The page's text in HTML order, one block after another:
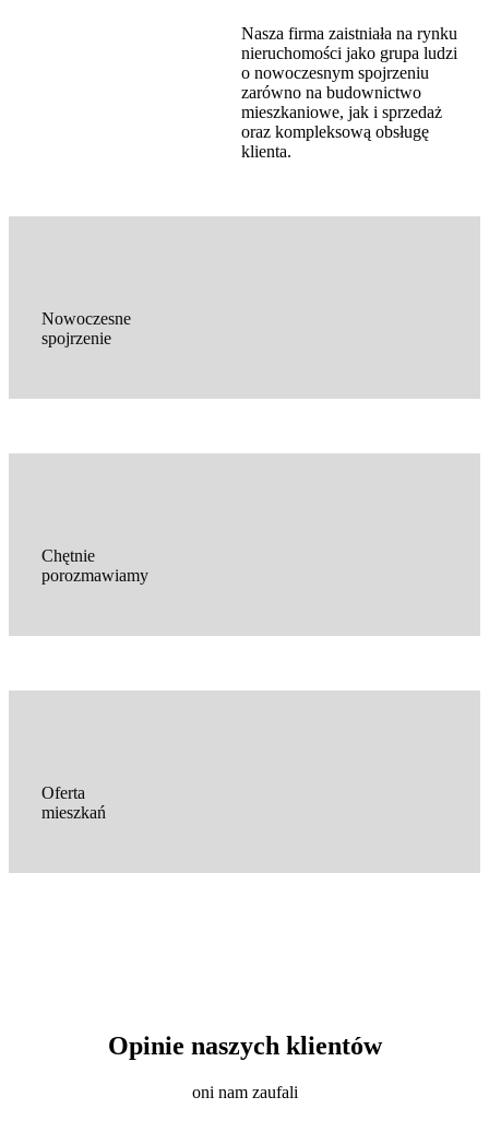
Nasza firma zaistniała na rynku
nieruchomości jako grupa ludzi
o nowoczesnym spojrzeniu
zarówno na budownictwo
mieszkaniowe, jak i sprzedaż
oraz kompleksową obsługę
klienta.
Nowoczesne
spojrzenie
Chętnie
porozmawiamy
Oferta
mieszkań
Opinie naszych klientów
oni nam zaufali